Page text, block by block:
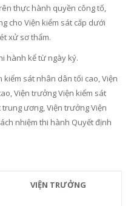
thực hành quyền công tố,
cho Viện kiểm sát cấp dưới
xử sơ thẩm.
hành kể từ ngày ký.
sát nhân dân tối cao, Viện
Viện trưởng Viện kiểm sát
ương, Viện trưởng Viện
nhiệm thi hành Quyết định
VIỆN TRƯỞNG